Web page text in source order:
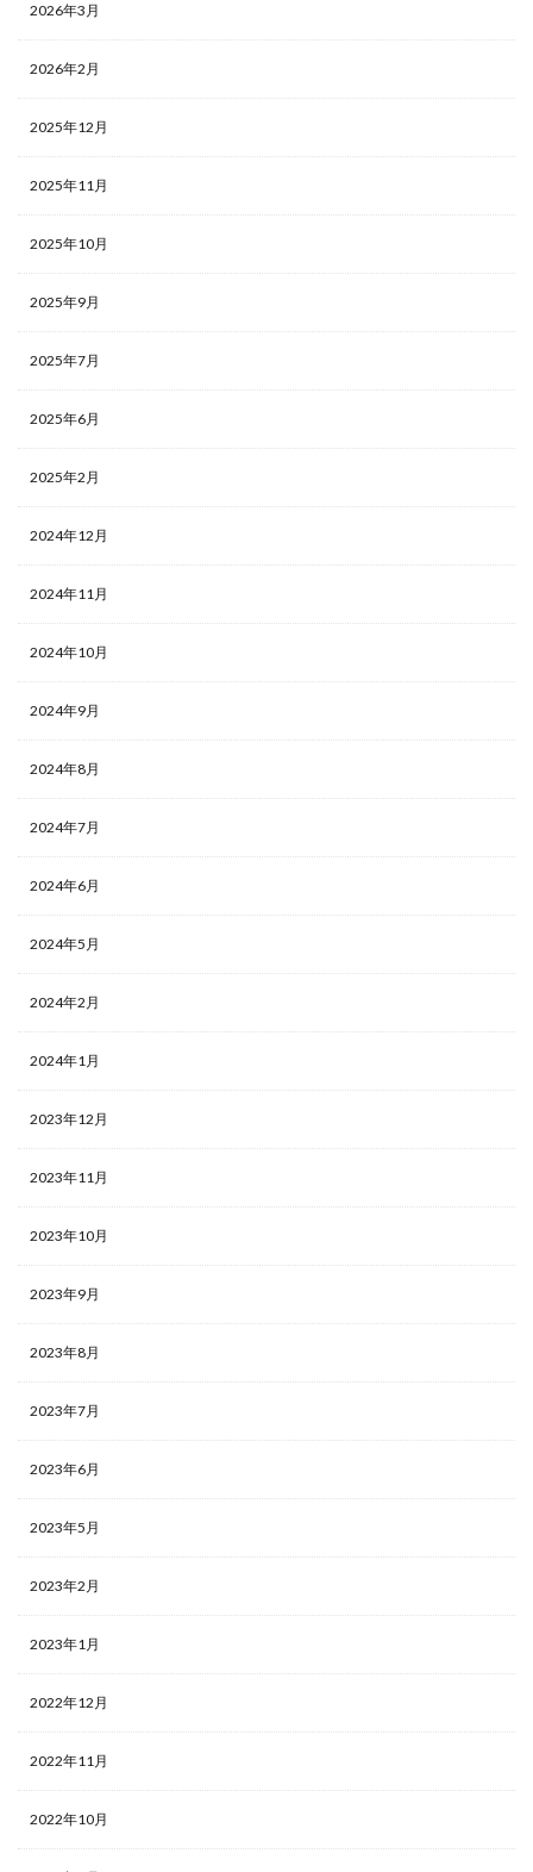
2026年3月
2026年2月
2025年12月
2025年11月
2025年10月
2025年9月
2025年7月
2025年6月
2025年2月
2024年12月
2024年11月
2024年10月
2024年9月
2024年8月
2024年7月
2024年6月
2024年5月
2024年2月
2024年1月
2023年12月
2023年11月
2023年10月
2023年9月
2023年8月
2023年7月
2023年6月
2023年5月
2023年2月
2023年1月
2022年12月
2022年11月
2022年10月